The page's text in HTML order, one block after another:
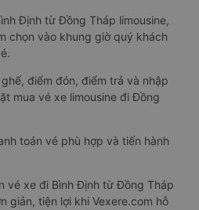
Định từ Đồng Tháp limousine,
chọn vào khung giờ quý khách
điểm đón, điểm trả và nhập
mua vé xe limousine đi Đồng
toán vé phù hợp và tiến hành
vé xe đi Bình Định từ Đồng Tháp
giản, tiện lợi khi Vexere.com hỗ